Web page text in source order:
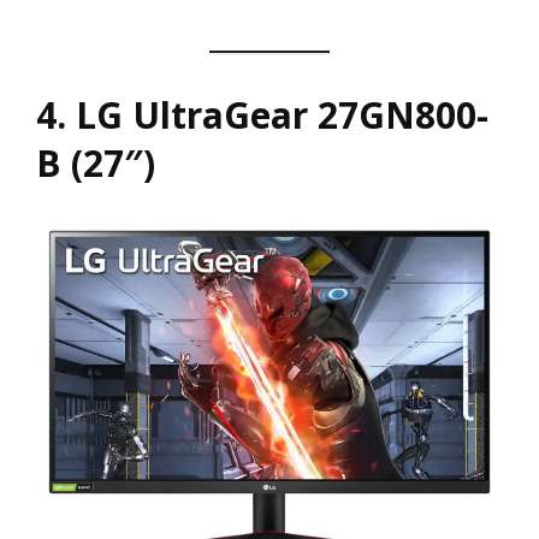
4. LG UltraGear 27GN800-
B (27″)